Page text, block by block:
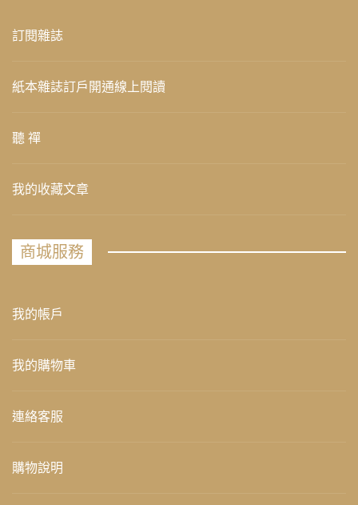
訂閱雜誌
紙本雜誌訂戶開通線上閱讀
聽 禪
我的收藏文章
商城服務
我的帳戶
我的購物車
連絡客服
購物說明